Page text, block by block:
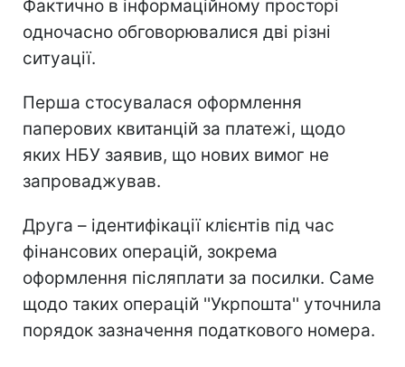
Фактично в інформаційному просторі
одночасно обговорювалися дві різні
ситуації.
Перша стосувалася оформлення
паперових квитанцій за платежі, щодо
яких НБУ заявив, що нових вимог не
запроваджував.
Друга – ідентифікації клієнтів під час
фінансових операцій, зокрема
оформлення післяплати за посилки. Саме
щодо таких операцій ''Укрпошта'' уточнила
порядок зазначення податкового номера.